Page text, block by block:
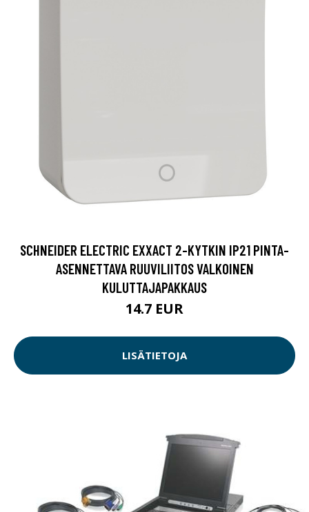
SCHNEIDER ELECTRIC EXXACT 2-KYTKIN IP21 PINTA-
ASENNETTAVA RUUVILIITOS VALKOINEN
KULUTTAJAPAKKAUS
14.7 EUR
LISÄTIETOJA